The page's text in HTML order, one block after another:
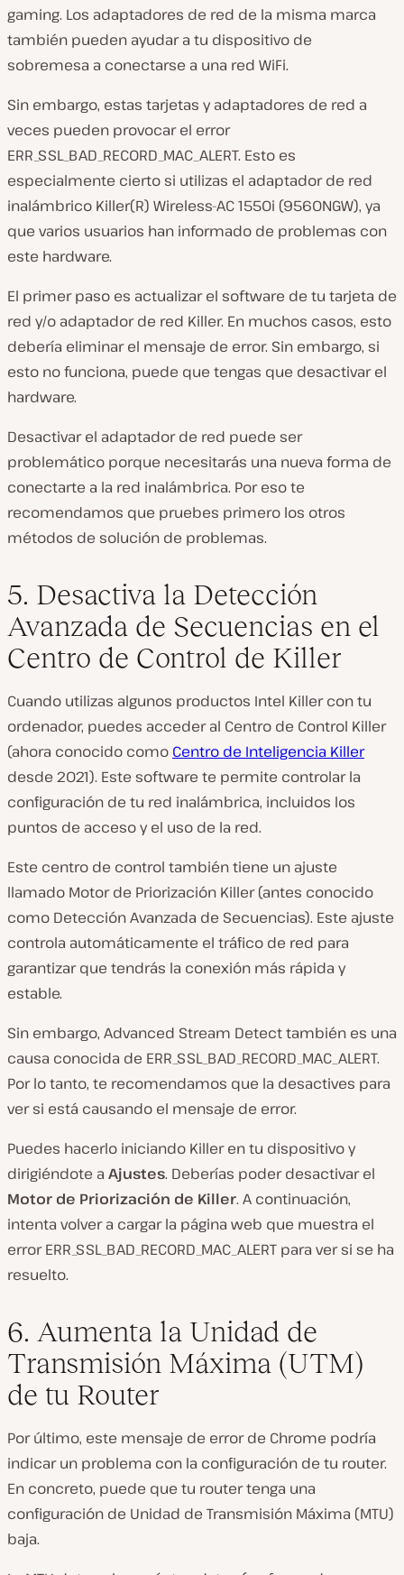
gaming. Los adaptadores de red de la misma marca
también pueden ayudar a tu dispositivo de
sobremesa a conectarse a una red WiFi.
Sin embargo, estas tarjetas y adaptadores de red a
veces pueden provocar el error
ERR_SSL_BAD_RECORD_MAC_ALERT. Esto es
especialmente cierto si utilizas el adaptador de red
inalámbrico Killer(R) Wireless-AC 1550i (9560NGW), ya
que varios usuarios han informado de problemas con
este hardware.
El primer paso es actualizar el software de tu tarjeta de
red y/o adaptador de red Killer. En muchos casos, esto
debería eliminar el mensaje de error. Sin embargo, si
esto no funciona, puede que tengas que desactivar el
hardware.
Desactivar el adaptador de red puede ser
problemático porque necesitarás una nueva forma de
conectarte a la red inalámbrica. Por eso te
recomendamos que pruebes primero los otros
métodos de solución de problemas.
5. Desactiva la Detección
Avanzada de Secuencias en el
Centro de Control de Killer
Cuando utilizas algunos productos Intel Killer con tu
ordenador, puedes acceder al Centro de Control Killer
(ahora conocido como Centro de Inteligencia Killer
desde 2021). Este software te permite controlar la
configuración de tu red inalámbrica, incluidos los
puntos de acceso y el uso de la red.
Este centro de control también tiene un ajuste
llamado Motor de Priorización Killer (antes conocido
como Detección Avanzada de Secuencias). Este ajuste
controla automáticamente el tráfico de red para
garantizar que tendrás la conexión más rápida y
estable.
Sin embargo, Advanced Stream Detect también es una
causa conocida de ERR_SSL_BAD_RECORD_MAC_ALERT.
Por lo tanto, te recomendamos que la desactives para
ver si está causando el mensaje de error.
Puedes hacerlo iniciando Killer en tu dispositivo y
dirigiéndote a Ajustes. Deberías poder desactivar el
Motor de Priorización de Killer. A continuación,
intenta volver a cargar la página web que muestra el
error ERR_SSL_BAD_RECORD_MAC_ALERT para ver si se ha
resuelto.
6. Aumenta la Unidad de
Transmisión Máxima (UTM)
de tu Router
Por último, este mensaje de error de Chrome podría
indicar un problema con la configuración de tu router.
En concreto, puede que tu router tenga una
configuración de Unidad de Transmisión Máxima (MTU)
baja.